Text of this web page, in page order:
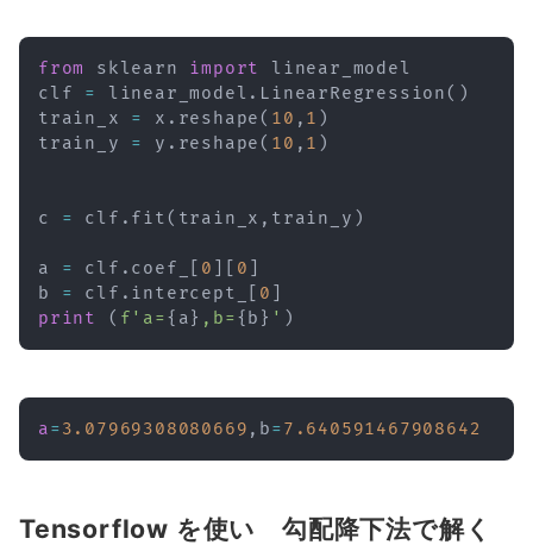
from sklearn import
linear_model
clf = linear_model . LinearRegression ( )
train_x = x . reshape ( 10 , 1 )
train_y = y . reshape ( 10 , 1 )
c = clf . fit ( train_x , train_y )
a = clf . coef_ 0 0
b = clf . intercept_ 0
print
( f'a={ a } ,b={ b } ' )
a=3.07969308080669 ,b=7.640591467908642
Tensorflow を使い 勾配降下法で解く